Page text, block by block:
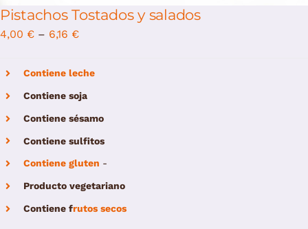
Pistachos Tostados y salados
4,00 € – 6,16 €
Contiene leche
Contiene soja
Contiene sésamo
Contiene sulfitos
Contiene gluten -
Producto vegetariano
Contiene frutos secos